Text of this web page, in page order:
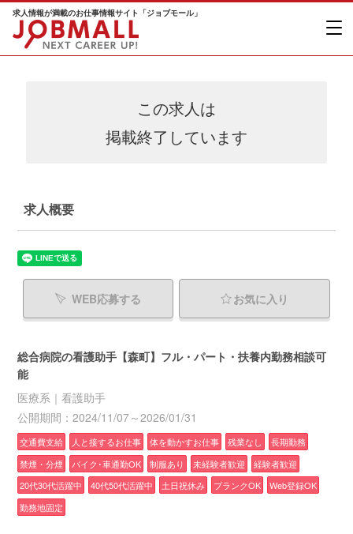
求人情報が満載のお仕事情報サイト「ジョブモール」
この求人は
掲載終了しています
求人概要
WEB応募する お気に入り
総合病院の看護助手【森町】フル・パート・扶養内勤務相談可
能
医療系｜看護助手
公開期間：2024/11/07～2026/01/31
交通費支給 人と接するお仕事 体を動かすお仕事 残業なし
長期勤務
禁煙・分煙
バイク･車通勤OK 制服あり 未経験者歓迎
経験者歓迎
20代30代活躍中
40代50代活躍中 土日祝休み ブランクOK
Web登録OK
勤務地固定